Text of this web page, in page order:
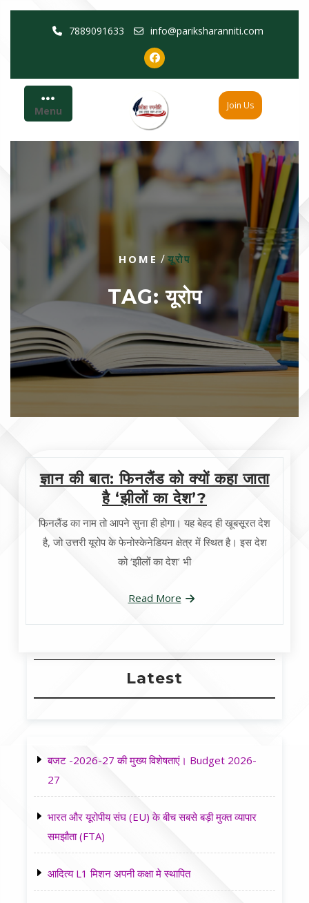
7889091633 info@pariksharanniti.com
Menu Join Us
HOME / यूरोप
TAG:यूरोप
ज्ञान की बात: फिनलैंड को क्यों कहा जाता
है ‘झीलों का देश’?
फिनलैंड का नाम तो आपने सुना ही होगा। यह बेहद ही खूबसूरत देश
है, जो उत्तरी यूरोप के फेनोस्केनेडियन क्षेत्र में स्थित है। इस देश
को ‘झीलों का देश’ भी
Read More
Latest
बजट -2026-27 की मुख्य विशेषताएं। Budget 2026-
27
भारत और यूरोपीय संघ (EU) के बीच सबसे बड़ी मुक्त व्यापार
समझौता (FTA)
आदित्य L1 मिशन अपनी कक्षा मे स्थापित